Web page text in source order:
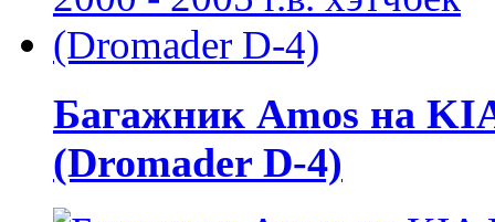
Багажник Amos на
(Dromader D-4)